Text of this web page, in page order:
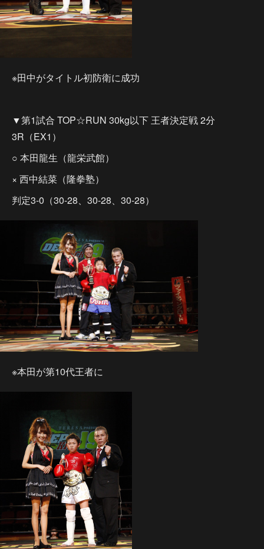
※田中がタイトル初防衛に成功
▼第1試合 TOP☆RUN 30kg以下 王者決定戦 2分
3R（EX1）
○ 本田龍生（龍栄武館）
× 西中結菜（隆拳塾）
判定3-0（30-28、30-28、30-28）
※本田が第10代王者に